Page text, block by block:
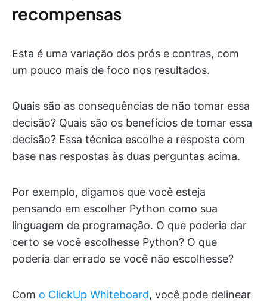
recompensas
Esta é uma variação dos prós e contras, com
um pouco mais de foco nos resultados.
Quais são as consequências de não tomar essa
decisão? Quais são os benefícios de tomar essa
decisão? Essa técnica escolhe a resposta com
base nas respostas às duas perguntas acima.
Por exemplo, digamos que você esteja
pensando em escolher Python como sua
linguagem de programação. O que poderia dar
certo se você escolhesse Python? O que
poderia dar errado se você não escolhesse?
Com o ClickUp Whiteboard, você pode delinear